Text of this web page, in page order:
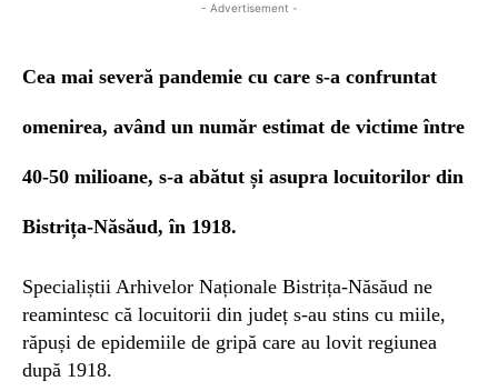
- Advertisement -
Cea mai severă pandemie cu care s-a confruntat
omenirea, având un număr estimat de victime între
40-50 milioane, s-a abătut și asupra locuitorilor din
Bistrița-Năsăud, în 1918.
Specialiștii Arhivelor Naționale Bistrița-Năsăud ne
reamintesc că locuitorii din județ s-au stins cu miile,
răpuși de epidemiile de gripă care au lovit regiunea
după 1918.